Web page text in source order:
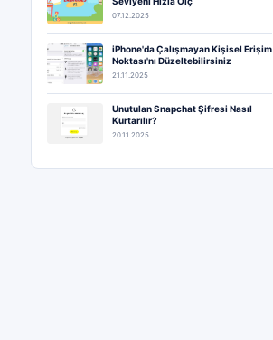
07.12.2025
iPhone'da Çalışmayan Kişisel Erişim
Noktası'nı Düzeltebilirsiniz
21.11.2025
Unutulan Snapchat Şifresi Nasıl
Kurtarılır?
20.11.2025